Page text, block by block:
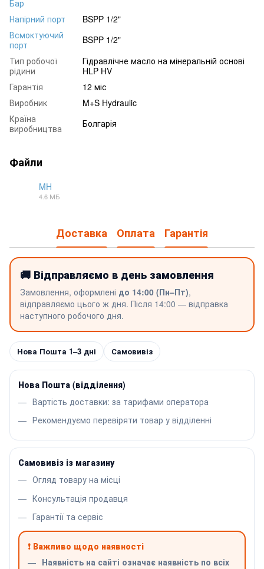
Бар
Напірний порт
BSPP 1/2"
Всмоктуючий
порт
BSPP 1/2"
Тип робочої
рідини
Гідравлічне масло на мінеральній основі
HLP HV
Гарантія
12 міс
Виробник
M+S Hydraulic
Країна
виробництва
Болгарія
Файли
MH
4.6 МБ
Доставка Оплата Гарантія
🚚 Відправляємо в день замовлення
Замовлення, оформлені до 14:00 (Пн–Пт),
відправляємо цього ж дня. Після 14:00 — відправка
наступного робочого дня.
Нова Пошта 1–3 дні Самовивіз
Нова Пошта (відділення)
Вартість доставки: за тарифами оператора
Рекомендуємо перевіряти товар у відділенні
Самовивіз із магазину
Огляд товару на місці
Консультація продавця
Гарантії та сервіс
❗ Важливо щодо наявності
Наявність на сайті означає наявність по всіх